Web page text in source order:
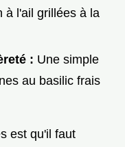
à l'ail grillées à la
: Une simple
au basilic frais
est qu'il faut